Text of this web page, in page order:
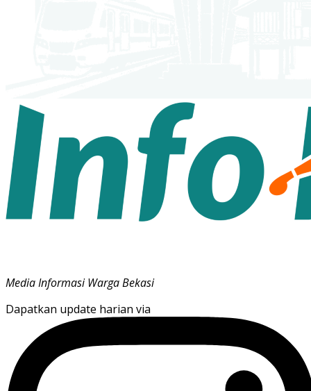
Media Informasi Warga Bekasi
Dapatkan update harian via